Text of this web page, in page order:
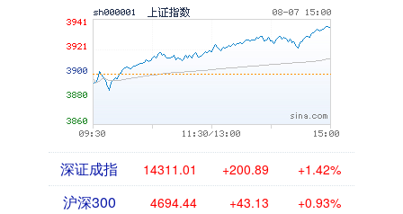
深证成指 14311.01 +200.89 +1.42%
沪深300 4694.44 +43.13 +0.93%